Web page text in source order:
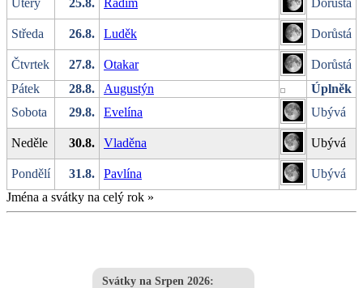
Středa 26.8. Luděk Dorůstá
Čtvrtek 27.8. Otakar
Dorůstá
Pátek
28.8. Augustýn
Úplněk
Sobota
29.8. Evelína Ubývá
Neděle 30.8. Vladěna Ubývá
Pondělí 31.8. Pavlína
Ubývá
Jména a svátky na celý rok »
Svátky na Srpen 2026: